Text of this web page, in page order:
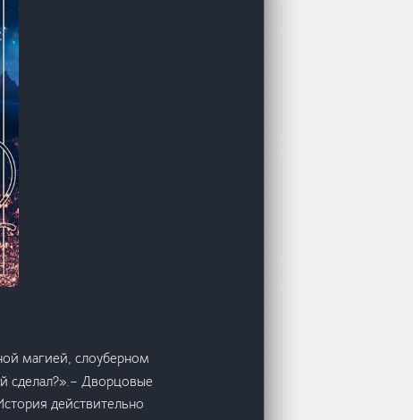
магией, слоуберном
сделал?».– Дворцовые
действительно